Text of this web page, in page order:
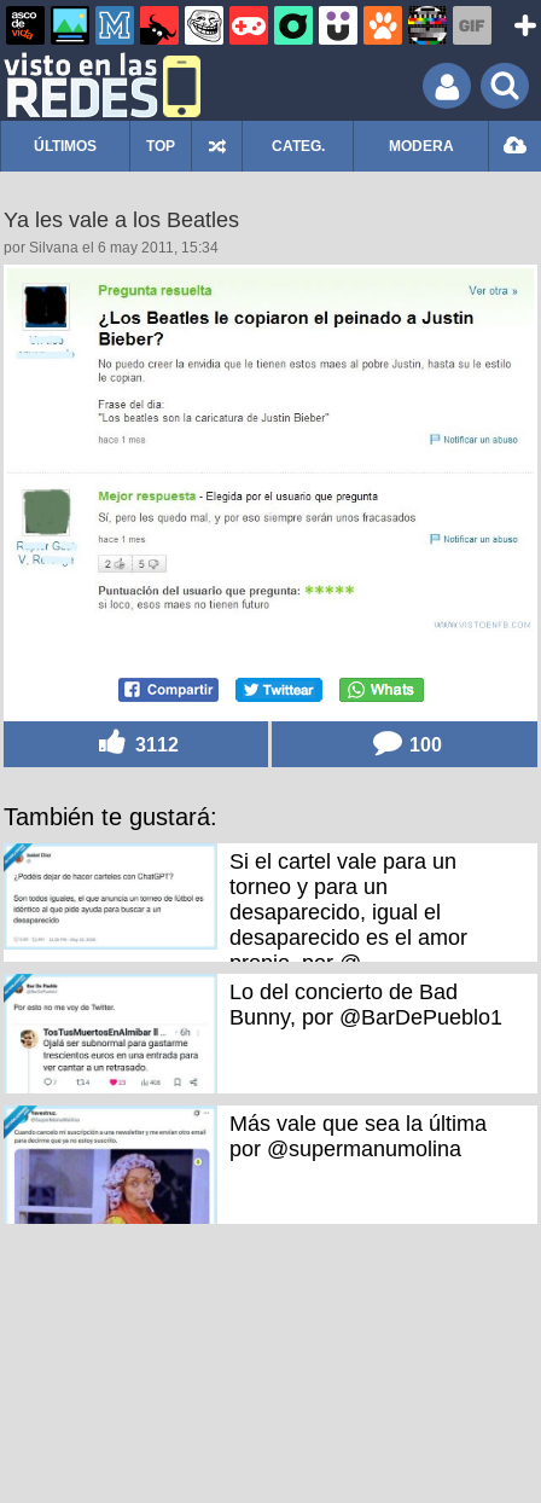
ÚLTIMOS TOP CATEG. MODERA
Ya les vale a los Beatles
por Silvana el 6 may 2011, 15:34
3112 100
También te gustará:
Si el cartel vale para un
torneo y para un
desaparecido, igual el
desaparecido es el amor
propio, por @
Lo del concierto de Bad
Bunny, por @BarDePueblo1
Más vale que sea la última
por @supermanumolina